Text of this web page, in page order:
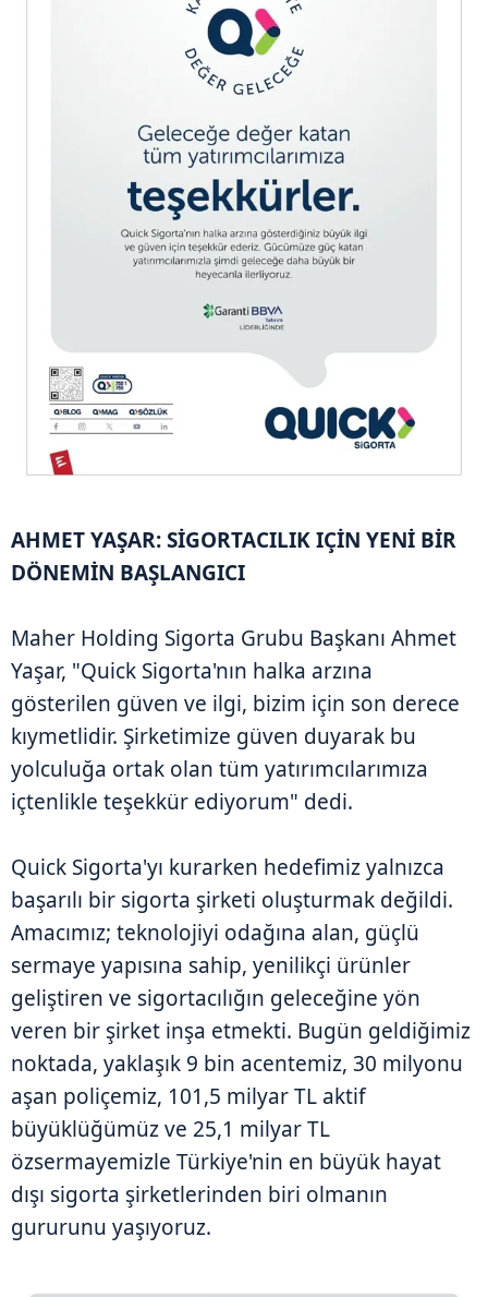
AHMET YAŞAR: SİGORTACILIK IÇİN YENİ BİR
DÖNEMİN BAŞLANGICI
Maher Holding Sigorta Grubu Başkanı Ahmet
Yaşar, "Quick Sigorta'nın halka arzına
gösterilen güven ve ilgi, bizim için son derece
kıymetlidir. Şirketimize güven duyarak bu
yolculuğa ortak olan tüm yatırımcılarımıza
içtenlikle teşekkür ediyorum" dedi.
Quick Sigorta'yı kurarken hedefimiz yalnızca
başarılı bir sigorta şirketi oluşturmak değildi.
Amacımız; teknolojiyi odağına alan, güçlü
sermaye yapısına sahip, yenilikçi ürünler
geliştiren ve sigortacılığın geleceğine yön
veren bir şirket inşa etmekti. Bugün geldiğimiz
noktada, yaklaşık 9 bin acentemiz, 30 milyonu
aşan poliçemiz, 101,5 milyar TL aktif
büyüklüğümüz ve 25,1 milyar TL
özsermayemizle Türkiye'nin en büyük hayat
dışı sigorta şirketlerinden biri olmanın
gururunu yaşıyoruz.